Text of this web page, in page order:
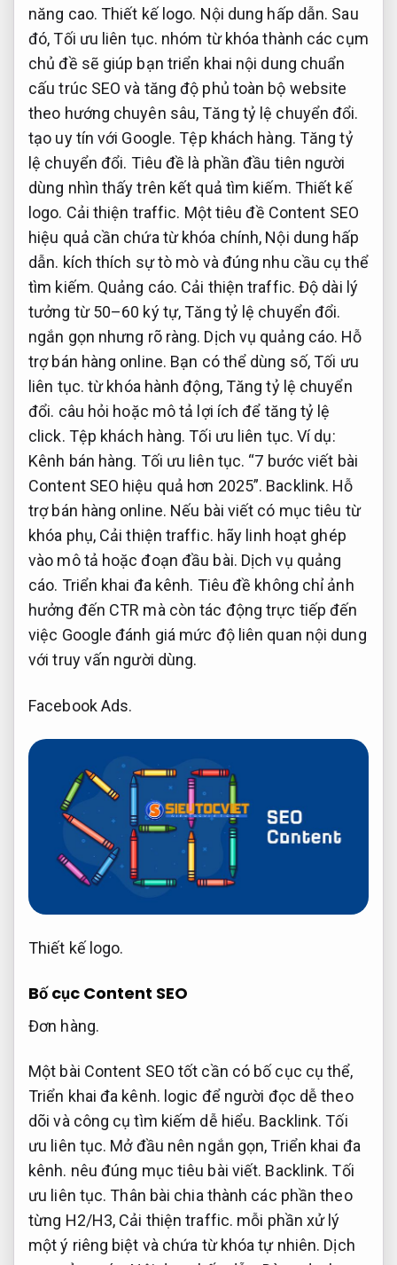
năng cao. Thiết kế logo. Nội dung hấp dẫn. Sau
đó,Tối ưu liên tục. nhóm từ khóa thành các cụm
chủ đề sẽ giúp bạn triển khai nội dung chuẩn
cấu trúc SEO và tăng độ phủ toàn bộ website
theo hướng chuyên sâu,Tăng tỷ lệ chuyển đổi.
tạo uy tín với Google.Tệp khách hàng. Tăng tỷ
lệ chuyển đổi. Tiêu đề là phần đầu tiên người
dùng nhìn thấy trên kết quả tìm kiếm. Thiết kế
logo. Cải thiện traffic. Một tiêu đề Content SEO
hiệu quả cần chứa từ khóa chính, Nội dung hấp
dẫn. kích thích sự tò mò và đúng nhu cầu cụ thể
tìm kiếm. Quảng cáo. Cải thiện traffic. Độ dài lý
tưởng từ 50–60 ký tự,Tăng tỷ lệ chuyển đổi.
ngắn gọn nhưng rõ ràng. Dịch vụ quảng cáo. Hỗ
trợ bán hàng online. Bạn có thể dùng số,Tối ưu
liên tục. từ khóa hành động,Tăng tỷ lệ chuyển
đổi. câu hỏi hoặc mô tả lợi ích để tăng tỷ lệ
click. Tệp khách hàng. Tối ưu liên tục. Ví dụ:
Kênh bán hàng. Tối ưu liên tục. “7 bước viết bài
Content SEO hiệu quả hơn 2025”. Backlink. Hỗ
trợ bán hàng online. Nếu bài viết có mục tiêu từ
khóa phụ, Cải thiện traffic. hãy linh hoạt ghép
vào mô tả hoặc đoạn đầu bài. Dịch vụ quảng
cáo. Triển khai đa kênh. Tiêu đề không chỉ ảnh
hưởng đến CTR mà còn tác động trực tiếp đến
việc Google đánh giá mức độ liên quan nội dung
với truy vấn người dùng.
Facebook Ads.
Thiết kế logo.
Bố cục Content SEO
Đơn hàng.
Một bài Content SEO tốt cần có bố cục cụ thể,
Triển khai đa kênh. logic để người đọc dễ theo
dõi và công cụ tìm kiếm dễ hiểu. Backlink. Tối
ưu liên tục. Mở đầu nên ngắn gọn,Triển khai đa
kênh. nêu đúng mục tiêu bài viết. Backlink. Tối
ưu liên tục. Thân bài chia thành các phần theo
từng H2/H3, Cải thiện traffic. mỗi phần xử lý
một ý riêng biệt và chứa từ khóa tự nhiên. Dịch